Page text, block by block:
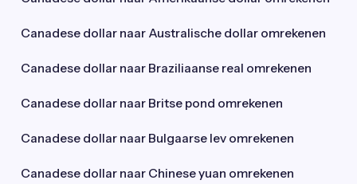
Canadese dollar naar Australische dollar omrekenen
Canadese dollar naar Braziliaanse real omrekenen
Canadese dollar naar Britse pond omrekenen
Canadese dollar naar Bulgaarse lev omrekenen
Canadese dollar naar Chinese yuan omrekenen